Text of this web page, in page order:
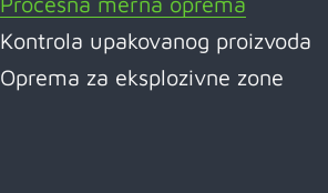
Kontrola upakovanog proizvoda
Oprema za eksplozivne zone